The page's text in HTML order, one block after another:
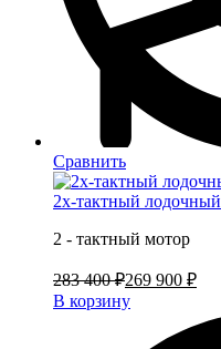
Сравнить
2х-тактный
2 - тактный мотор
283 400 ₽269 900 ₽
В корзину